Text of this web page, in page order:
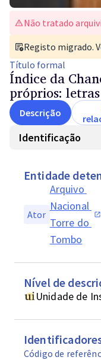
Não tratado
Registo migrado.
Título formal
Índice da
próprios:
Descrição
Identificação
Entidade
Ator
Arquivo
Nacional
Torre do
Tombo
Nível de
Unidade de
Código de